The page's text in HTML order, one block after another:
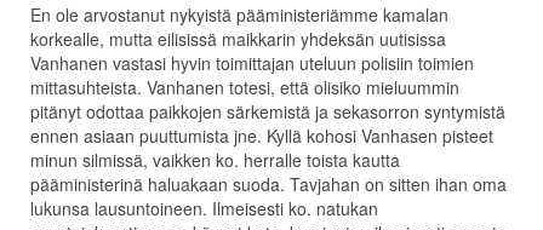
En ole arvostanut nykyistä pääministeriämme kamalan
korkealle, mutta eilisissä maikkarin yhdeksän uutisissa
Vanhanen vastasi hyvin toimittajan uteluun polisiin toimien
mittasuhteista. Vanhanen totesi, että olisiko mieluummin
pitänyt odottaa paikkojen särkemistä ja sekasorron syntymistä
ennen asiaan puuttumista jne. Kyllä kohosi Vanhasen pisteet
minun silmissä, vaikken ko. herralle toista kautta
pääministerinä haluakaan suoda. Tavjahan on sitten ihan oma
lukunsa lausuntoineen. Ilmeisesti ko. natukan